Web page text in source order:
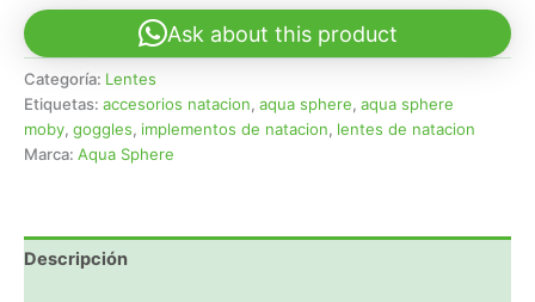
Ask about this product
Categoría: Lentes
Etiquetas: accesorios natacion, aqua sphere, aqua sphere
moby, goggles, implementos de natacion, lentes de natacion
Marca: Aqua Sphere
Descripción